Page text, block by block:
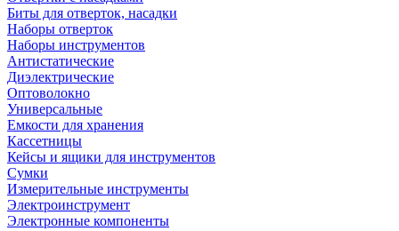
Биты для отверток, насадки
Наборы отверток
Наборы инструментов
Антистатические
Диэлектрические
Оптоволокно
Универсальные
Емкости для хранения
Кассетницы
Кейсы и ящики для инструментов
Сумки
Измерительные инструменты
Электроинструмент
Электронные компоненты